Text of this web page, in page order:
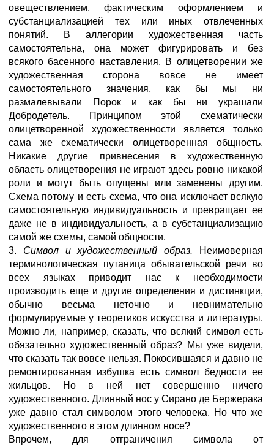
овеществлением, фактическим оформлением и
субстанциализацией тех или иных отвлеченных
понятий. В аллегории художественная часть
самостоятельна, она может фигурировать и без
всякого басенного наставления. В олицетворении же
художественная сторона вовсе не имеет
самостоятельного значения, как бы мы ни
размалевывали Порок и как бы ни украшали
Добродетель. Принципом этой схематически
олицетворенной художественности является только
сама же схематически олицетворенная общность.
Никакие другие привнесения в художественную
область олицетворения не играют здесь ровно никакой
роли и могут быть опущены или заменены другим.
Схема потому и есть схема, что она исключает всякую
самостоятельную индивидуальность и превращает ее
даже не в индивидуальность, а в субстанциализацию
самой же схемы, самой общности.
3. Символ и художественный образ.
Неимоверная
терминологическая путаница обывательской речи во
всех языках приводит нас к необходимости
производить еще и другие определения и дистинкции,
обычно весьма неточно и невнимательно
формулируемые у теоретиков искусства и литературы.
Можно ли, например, сказать, что всякий символ есть
обязательно художественный образ? Мы уже видели,
что сказать так вовсе нельзя. Покосившаяся и давно не
ремонтированная избушка есть символ бедности ее
жильцов. Но в ней нет совершенно ничего
художественного. Длинный нос у Сирано де Бержерака
уже давно стал символом этого человека. Но что же
художественного в этом длинном носе?
Впрочем, для отграничения символа от